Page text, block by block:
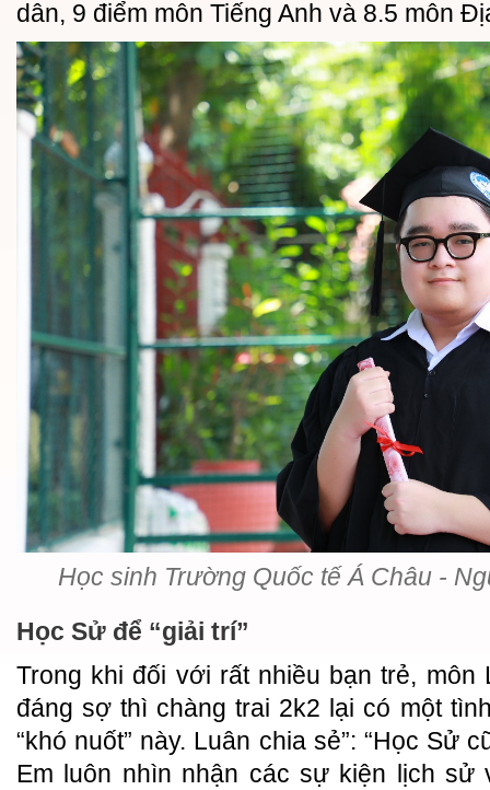
dân, 9 điểm môn Tiếng Anh và 8.5 môn
Học sinh Trường Quốc tế Á Châu -
Học Sử để “giải trí”
Trong khi đối với rất nhiều bạn trẻ,
đáng sợ thì chàng trai 2k2 lại có một
“khó nuốt” này. Luân chia sẻ”: “Học Sử
Em luôn nhìn nhận các sự kiện lịch sử